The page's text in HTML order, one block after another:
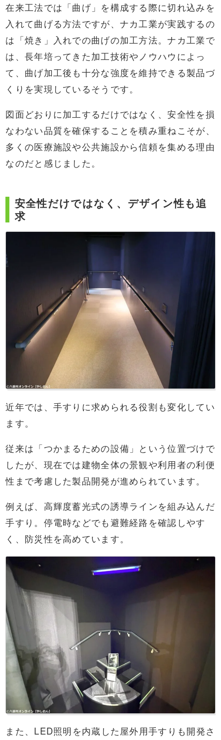
在来工法では「曲げ」を構成する際に切れ込みを
入れて曲げる方法ですが、ナカ工業が実践するの
は「焼き」入れでの曲げの加工方法。ナカ工業で
は、長年培ってきた加工技術やノウハウによっ
て、曲げ加工後も十分な強度を維持できる製品づ
くりを実現しているそうです。
図面どおりに加工するだけではなく、安全性を損
なわない品質を確保することを積み重ねこそが、
多くの医療施設や公共施設から信頼を集める理由
なのだと感じました。
安全性だけではなく、デザイン性も追
求
近年では、手すりに求められる役割も変化してい
ます。
従来は「つかまるための設備」という位置づけで
したが、現在では建物全体の景観や利用者の利便
性まで考慮した製品開発が進められています。
例えば、高輝度蓄光式の誘導ラインを組み込んだ
手すり。停電時などでも避難経路を確認しやす
く、防災性を高めています。
また、LED照明を内蔵した屋外用手すりも開発さ